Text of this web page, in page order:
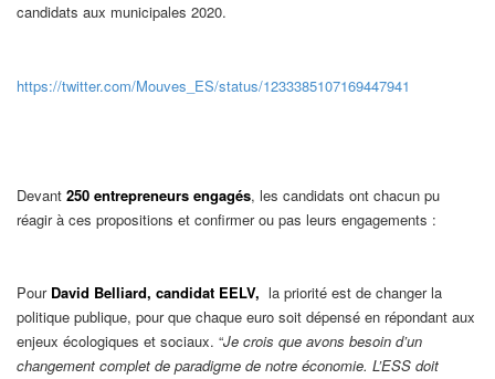
candidats aux municipales 2020.
https://twitter.com/Mouves_ES/status/1233385107169447941
Devant 250 entrepreneurs engagés, les candidats ont chacun pu
réagir à ces propositions et confirmer ou pas leurs engagements :
Pour David Belliard, candidat EELV, la priorité est de changer la
politique publique, pour que chaque euro soit dépensé en répondant aux
enjeux écologiques et sociaux. “Je crois que avons besoin d’un
changement complet de paradigme de notre économie. L’ESS doit